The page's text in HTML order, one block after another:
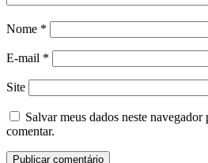
Nome *
E-mail *
Site
Salvar meus dados neste
comentar.